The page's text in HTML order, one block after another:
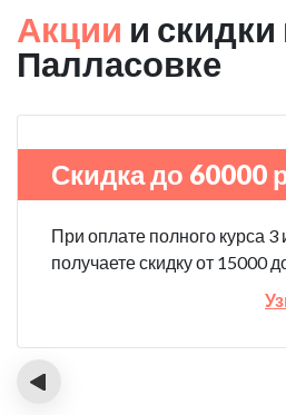
Акции и скидки
Палласовке
Скидка до 60000
При оплате полного курса
получаете скидку от 15000
‹